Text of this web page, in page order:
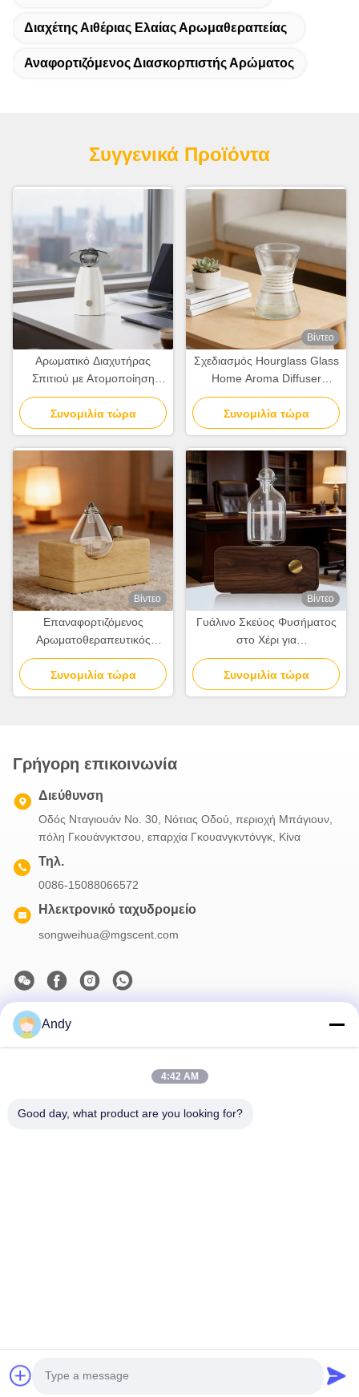
Διαχέτης Αιθέριας Ελαίας Αρωμαθεραπείας
Αναφορτιζόμενος Διασκορπιστής Αρώματος
Συγγενικά Προϊόντα
Αρωματικό Διαχυτήρας
Σπιτιού με Ατομοποίηση
Χωρίς Νερό Μοντέρνος
Μινιμαλιστικός Αρωματικός
Διαχυτήρας
Συνομιλία τώρα
Βίντεο
Σχεδιασμός Hourglass Glass
Home Aroma Diffuser
Λευκός Διασκορπιστής
Αρώματος Γραφείου
Συνομιλία τώρα
Βίντεο
Επαναφορτιζόμενος
Αρωματοθεραπευτικός
Διαχυτής Οικιακής Χρήσης
100κ.μ. Κάλυψη Με
Ανεξάρτητο Έλεγχο
Συνομιλία τώρα
Βίντεο
Γυάλινο Σκεύος Φυσήματος
στο Χέρι για
Αρωματοθεραπεία με
Διατήρηση Φυσικής Υφής
Ξύλου
Συνομιλία τώρα
Γρήγορη επικοινωνία
Διεύθυνση
Οδός Νταγιουάν Νο. 30, Νότιας Οδού, περιοχή Μπάγιουν,
πόλη Γκουάνγκτσου, επαρχία Γκουανγκντόνγκ, Κίνα
Τηλ.
0086-15088066572
Ηλεκτρονικό ταχυδρομείο
songweihua@mgscent.com
Το Δελτίο Ενημέρωσης
δικαιώματα © 2026 Guangzhou HaoYue Fragrance Technology
Co.,LTD . Διατηρούνται όλα τα πνευματικά δικαιώματα.
Andy
4:42 AM
Good day, what product are you looking for?